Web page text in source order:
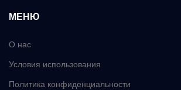
МЕНЮ
О нас
Условия использования
Политика конфиденциальности